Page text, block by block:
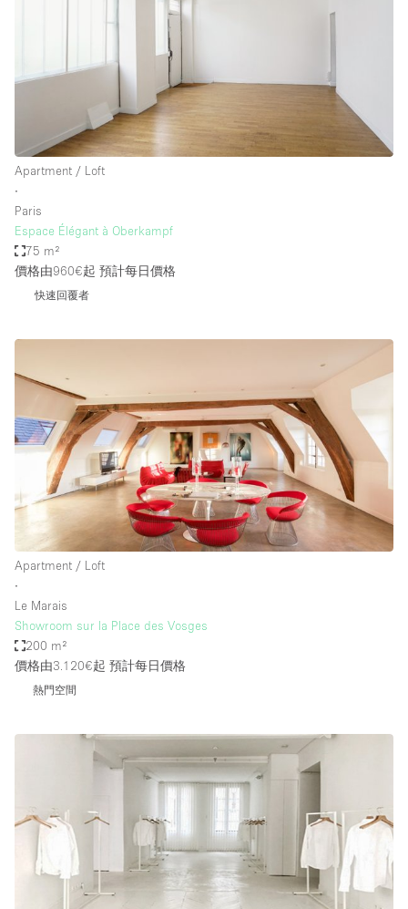
Apartment / Loft
∙
Paris
Espace Élégant à Oberkampf
75 m²
價格由960€起 預計每日價格
快速回覆者
Apartment / Loft
∙
Le Marais
Showroom sur la Place des Vosges
200 m²
價格由3.120€起 預計每日價格
熱門空間